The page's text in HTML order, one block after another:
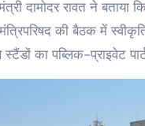
दामोदर रावत ने
की बैठक में
स्टैंडों का पब्लिक-प्राइवेट